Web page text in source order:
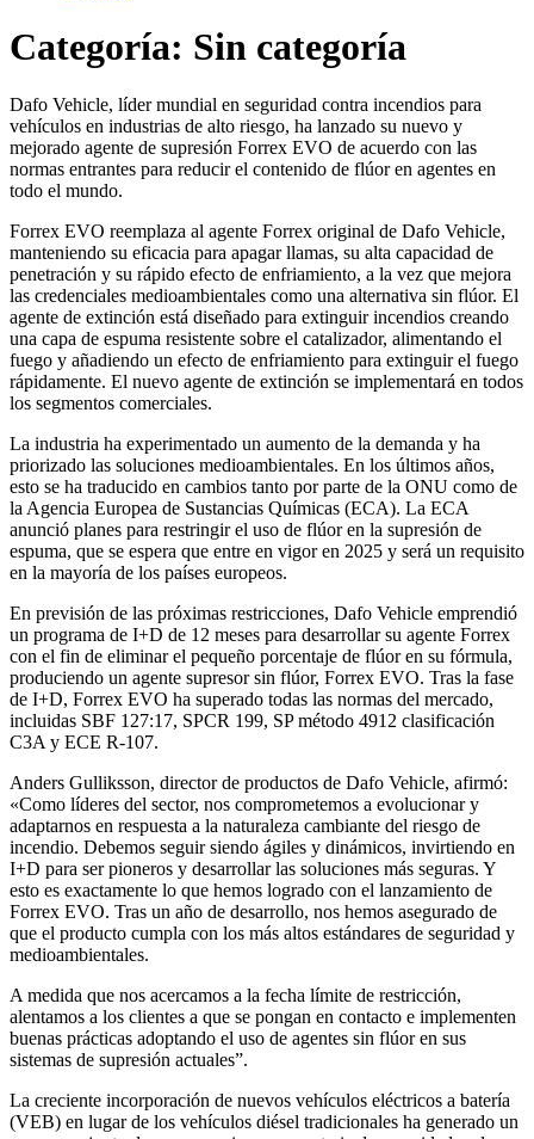
Categoría: Sin categoría
Dafo Vehicle, líder mundial en seguridad contra incendios para
vehículos en industrias de alto riesgo, ha lanzado su nuevo y
mejorado agente de supresión Forrex EVO de acuerdo con las
normas entrantes para reducir el contenido de flúor en agentes en
todo el mundo.
Forrex EVO reemplaza al agente Forrex original de Dafo Vehicle,
manteniendo su eficacia para apagar llamas, su alta capacidad de
penetración y su rápido efecto de enfriamiento, a la vez que mejora
las credenciales medioambientales como una alternativa sin flúor. El
agente de extinción está diseñado para extinguir incendios creando
una capa de espuma resistente sobre el catalizador, alimentando el
fuego y añadiendo un efecto de enfriamiento para extinguir el fuego
rápidamente. El nuevo agente de extinción se implementará en todos
los segmentos comerciales.
La industria ha experimentado un aumento de la demanda y ha
priorizado las soluciones medioambientales. En los últimos años,
esto se ha traducido en cambios tanto por parte de la ONU como de
la Agencia Europea de Sustancias Químicas (ECA). La ECA
anunció planes para restringir el uso de flúor en la supresión de
espuma, que se espera que entre en vigor en 2025 y será un requisito
en la mayoría de los países europeos.
En previsión de las próximas restricciones, Dafo Vehicle emprendió
un programa de I+D de 12 meses para desarrollar su agente Forrex
con el fin de eliminar el pequeño porcentaje de flúor en su fórmula,
produciendo un agente supresor sin flúor, Forrex EVO. Tras la fase
de I+D, Forrex EVO ha superado todas las normas del mercado,
incluidas SBF 127:17, SPCR 199, SP método 4912 clasificación
C3A y ECE R-107.
Anders Gulliksson, director de productos de Dafo Vehicle, afirmó:
«Como líderes del sector, nos comprometemos a evolucionar y
adaptarnos en respuesta a la naturaleza cambiante del riesgo de
incendio. Debemos seguir siendo ágiles y dinámicos, invirtiendo en
I+D para ser pioneros y desarrollar las soluciones más seguras. Y
esto es exactamente lo que hemos logrado con el lanzamiento de
Forrex EVO. Tras un año de desarrollo, nos hemos asegurado de
que el producto cumpla con los más altos estándares de seguridad y
medioambientales.
A medida que nos acercamos a la fecha límite de restricción,
alentamos a los clientes a que se pongan en contacto e implementen
buenas prácticas adoptando el uso de agentes sin flúor en sus
sistemas de supresión actuales”.
La creciente incorporación de nuevos vehículos eléctricos a batería
(VEB) en lugar de los vehículos diésel tradicionales ha generado un